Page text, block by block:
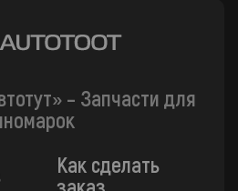
– Запчасти для
Как сделать